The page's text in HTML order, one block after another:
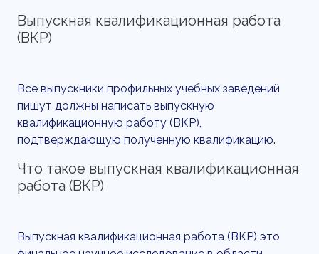
Выпускная квалификационная работа
(ВКР)
Все выпускники профильных учебных заведений
пишут должны написать выпускную
квалификационную работу (ВКР),
подтверждающую полученную квалификацию.
Что такое выпускная квалификационная
работа (ВКР)
Выпускная квалификационная работа (ВКР) это